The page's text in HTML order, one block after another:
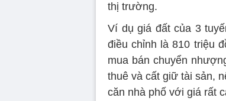
thị trường.
Ví dụ giá đất của 3
điều chỉnh là 810 triệu
mua bán chuyển
thuê và cất giữ tài sản,
căn nhà phố với giá rất